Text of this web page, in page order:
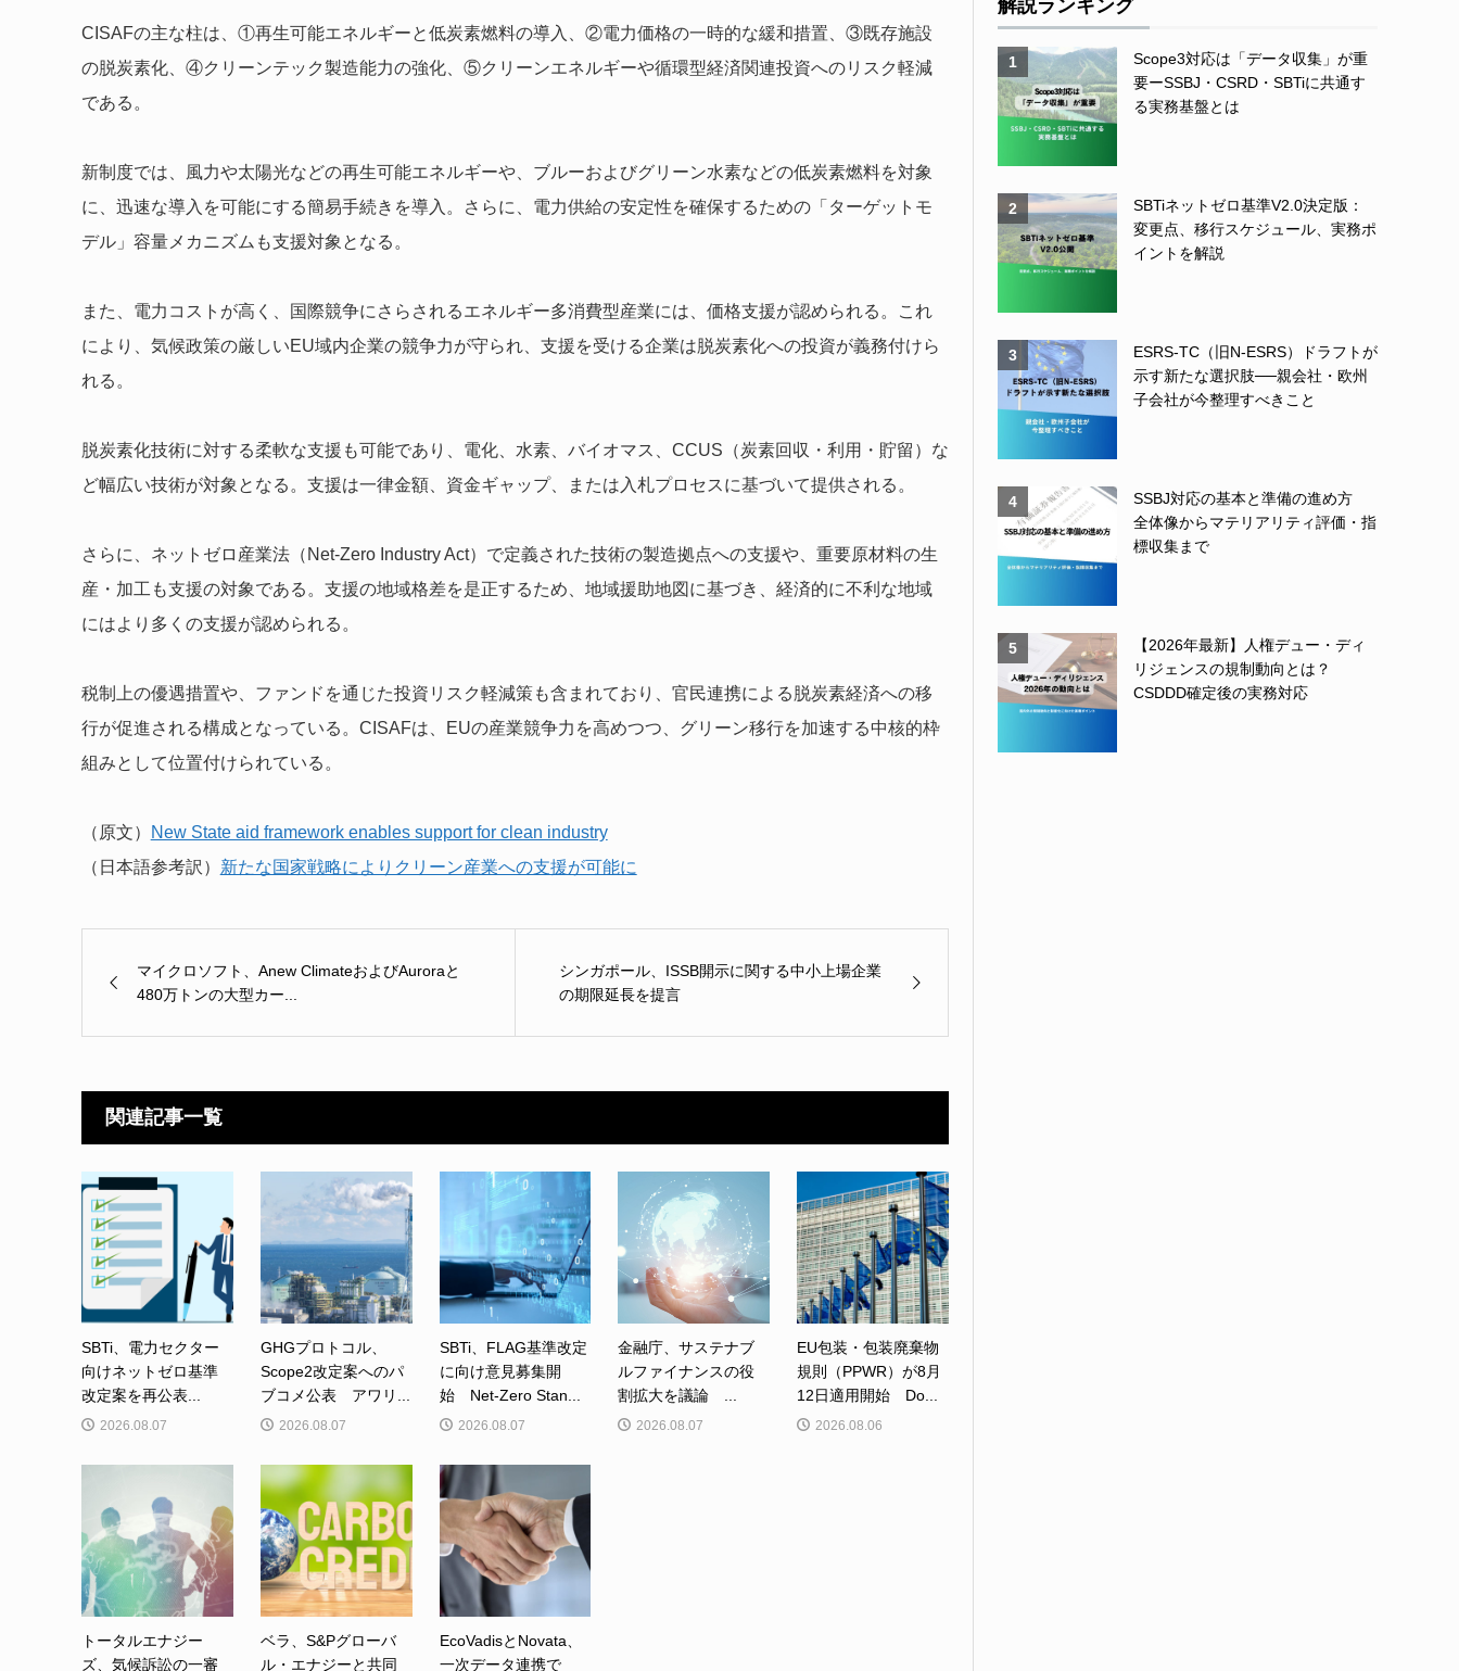
CISAFの主な柱は、①再生可能エネルギーと低炭素燃料の導入、②電力価格の一時的な緩和措置、③既存施設
の脱炭素化、④クリーンテック製造能力の強化、⑤クリーンエネルギーや循環型経済関連投資へのリスク軽減
である。
新制度では、風力や太陽光などの再生可能エネルギーや、ブルーおよびグリーン水素などの低炭素燃料を対象
に、迅速な導入を可能にする簡易手続きを導入。さらに、電力供給の安定性を確保するための「ターゲットモ
デル」容量メカニズムも支援対象となる。
また、電力コストが高く、国際競争にさらされるエネルギー多消費型産業には、価格支援が認められる。これ
により、気候政策の厳しいEU域内企業の競争力が守られ、支援を受ける企業は脱炭素化への投資が義務付けら
れる。
脱炭素化技術に対する柔軟な支援も可能であり、電化、水素、バイオマス、CCUS（炭素回収・利用・貯留）な
ど幅広い技術が対象となる。支援は一律金額、資金ギャップ、または入札プロセスに基づいて提供される。
さらに、ネットゼロ産業法（Net-Zero Industry Act）で定義された技術の製造拠点への支援や、重要原材料の生
産・加工も支援の対象である。支援の地域格差を是正するため、地域援助地図に基づき、経済的に不利な地域
にはより多くの支援が認められる。
税制上の優遇措置や、ファンドを通じた投資リスク軽減策も含まれており、官民連携による脱炭素経済への移
行が促進される構成となっている。CISAFは、EUの産業競争力を高めつつ、グリーン移行を加速する中核的枠
組みとして位置付けられている。
（原文）
New State aid framework enables support for clean industry
（日本語参考訳） 新たな国家戦略によりクリーン産業への支援が可能に
マイクロソフト、Anew ClimateおよびAuroraと
480万トンの大型カー...
シンガポール、ISSB開示に関する中小上場企業
の期限延長を提言
関連記事一覧
SBTi、電力セクター
向けネットゼロ基準
改定案を再公表...
2026.08.07
GHGプロトコル、
Scope2改定案へのパ
ブコメ公表 アワリ...
2026.08.07
SBTi、FLAG基準改定
に向け意見募集開
始 Net-Zero Stan...
2026.08.07
金融庁、サステナブ
ルファイナンスの役
割拡大を議論 ...
2026.08.07
EU包装・包装廃棄物
規則（PPWR）が8月
12日適用開始 Do...
2026.08.06
トータルエナジー
ズ、気候訴訟の一審
ベラ、S&Pグローバ
ル・エナジーと共同
EcoVadisとNovata、
一次データ連携で
解説ランキング
1
Scope3対応は「データ収集」が重
要ーSSBJ・CSRD・SBTiに共通す
る実務基盤とは
2
SBTiネットゼロ基準V2.0決定版：
変更点、移行スケジュール、実務ポ
イントを解説
3
ESRS-TC（旧N-ESRS）ドラフトが
示す新たな選択肢──親会社・欧州
子会社が今整理すべきこと
4
SSBJ対応の基本と準備の進め方
全体像からマテリアリティ評価・指
標収集まで
5
【2026年最新】人権デュー・ディ
リジェンスの規制動向とは？
CSDDD確定後の実務対応